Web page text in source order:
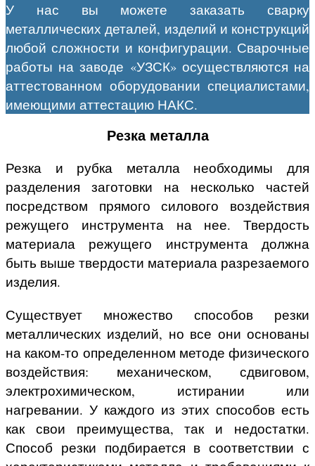
У нас вы можете заказать сварку
металлических деталей, изделий и конструкций
любой сложности и конфигурации. Сварочные
работы на заводе «УЗСК» осуществляются на
аттестованном оборудовании специалистами,
имеющими аттестацию НАКС.
Резка металла
Резка и рубка металла необходимы для
разделения заготовки на несколько частей
посредством прямого силового воздействия
режущего инструмента на нее. Твердость
материала режущего инструмента должна
быть выше твердости материала разрезаемого
изделия.
Существует множество способов резки
металлических изделий, но все они основаны
на каком-то определенном методе физического
воздействия: механическом, сдвиговом,
электрохимическом, истирании или
нагревании. У каждого из этих способов есть
как свои преимущества, так и недостатки.
Способ резки подбирается в соответствии с